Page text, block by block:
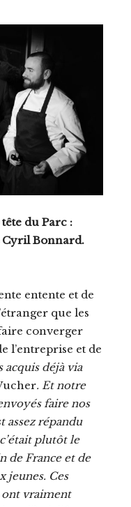
du Parc :
Cyril Bonnard.
entente et de
que les
converger
l’entreprise et de
acquis déjà via
. Et notre
faire nos
assez répandu
plutôt le
de France et de
jeunes. Ces
ont vraiment